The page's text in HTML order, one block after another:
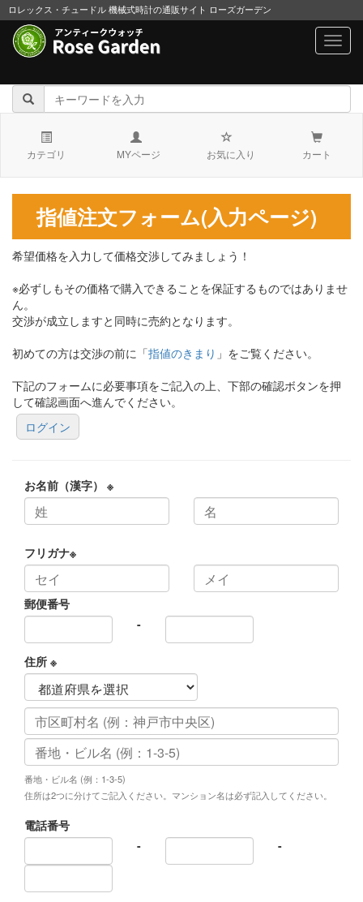
ロレックス・チュードル 機械式時計の通販サイト ローズガーデン
カテゴリ MYページ お気に入り カート
指値注文フォーム(入力ページ)
希望価格を入力して価格交渉してみましょう！
※必ずしもその価格で購入できることを保証するものではありませ
ん。
交渉が成立しますと同時に売約となります。
初めての方は交渉の前に「指値のきまり 」をご覧ください。
下記のフォームに必要事項をご記入の上、下部の確認ボタンを押
して確認画面へ進んでください。
ログイン
お名前（漢字） ※
フリガナ※
郵便番号
-
住所 ※
番地・ビル名 (例：1-3-5)
住所は2つに分けてご記入ください。マンション名は必ず記入してください。
電話番号
-
-